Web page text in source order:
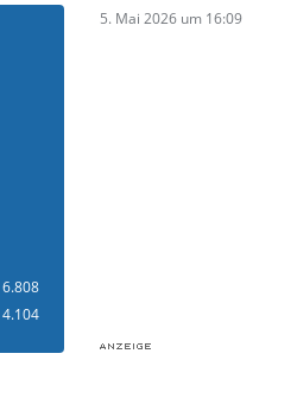
6.808
4.104
5. Mai 2026 um 16:09